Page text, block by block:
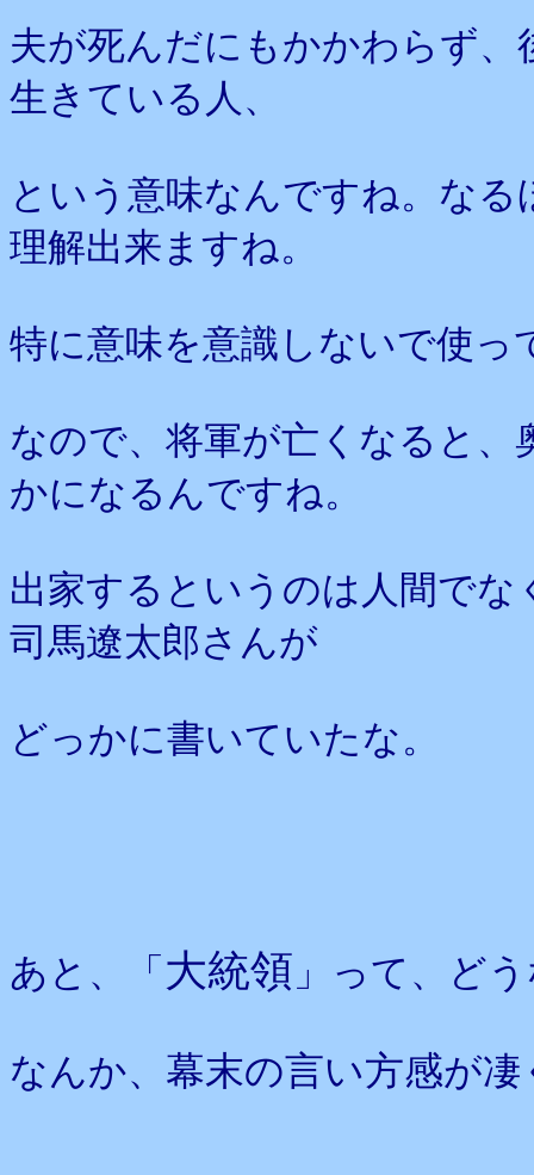
夫が死んだにもかかわらず
生きている人、
という意味なんですね。な
理解出来ますね。
特に意味を意識しないで使っ
なので、将軍が亡くなると
かになるんですね。
出家するというのは人間で
司馬遼太郎さんが
どっかに書いていたな。
あと、「 大統領 」って、ど
なんか、 幕末の言い方感が凄